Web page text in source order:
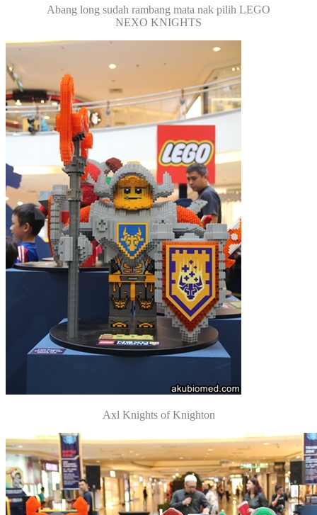
Abang long sudah rambang mata nak pilih LEGO
NEXO KNIGHTS
Axl Knights of Knighton